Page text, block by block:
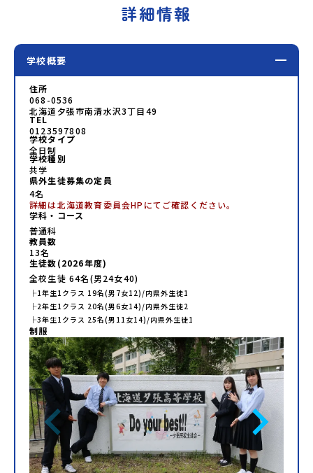
詳細情報
学校概要
住所
068-0536
北海道夕張市南清水沢3丁目49
TEL
0123597808
学校タイプ
全日制
学校種別
共学
県外生徒募集の定員
4名
詳細は北海道教育委員会HPにてご確認ください。
学科・コース
普通科
教員数
13名
生徒数(2026年度)
全校生徒 64名(男24女40)
├1年生1 クラス 19名(男 7女12)/内県外生徒1
├2年生1 クラス 20名(男6女14)/内県外生徒2
├3年生1 クラス 25名(男 11 女14)/内県外生徒1
制服